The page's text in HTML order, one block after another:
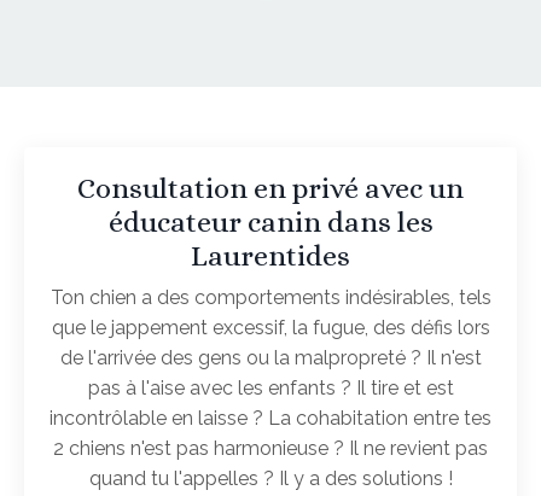
Consultation en privé avec un
éducateur canin dans les
Laurentides
Ton chien a des comportements indésirables, tels
que le jappement excessif, la fugue, des défis lors
de l'arrivée des gens ou la malpropreté ? Il n'est
pas à l'aise avec les enfants ? Il tire et est
incontrôlable en laisse ? La cohabitation entre tes
2 chiens n'est pas harmonieuse ? Il ne revient pas
quand tu l'appelles ? Il y a des solutions !